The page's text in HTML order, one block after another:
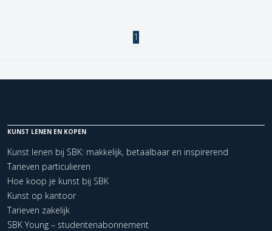
1
KUNST LENEN EN KOPEN
Kunst lenen bij SBK: makkelijk, betaalbaar en inspirerend
Tarieven particulieren
Hoe koop je kunst bij SBK
Kunst op kantoor
Tarieven zakelijk
SBK Young – studentenabonnement